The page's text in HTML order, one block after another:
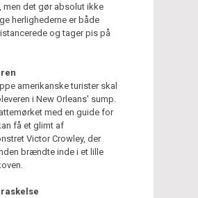
det gør absolut ikke
herlighederne er både
og tager pis på
amerikanske turister skal
i New Orleans' sump.
med en guide for
få et glimt af
Victor Crowley, der
brændte inde i et lille